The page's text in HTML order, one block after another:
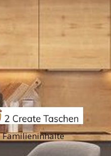
Familieninhalte